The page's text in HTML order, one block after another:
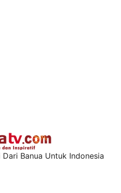
Banua Untuk Indonesia